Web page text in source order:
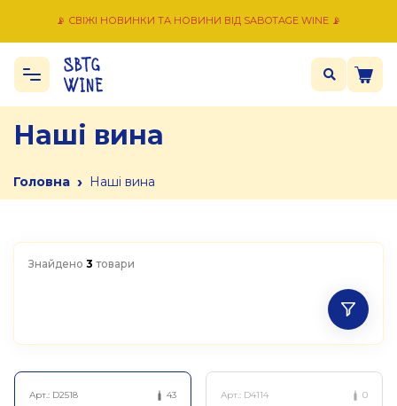
📡 СВІЖІ НОВИНКИ ТА НОВИНИ ВІД SABOTAGE WINE 📡
Наші вина
Головна › Наші вина
Знайдено 3 товари
Арт.: D2518 43 Арт.: D4114 0